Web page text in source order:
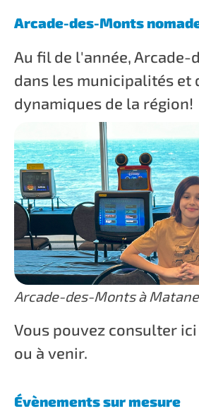
Arcade-des-Monts
Au fil de l'année,
dans les municipalités et
dynamiques de la région!
Arcade-des-Monts à
Vous pouvez consulter
ou à venir.
Évènements sur mesure